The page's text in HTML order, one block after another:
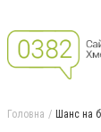
Головна Шанс на